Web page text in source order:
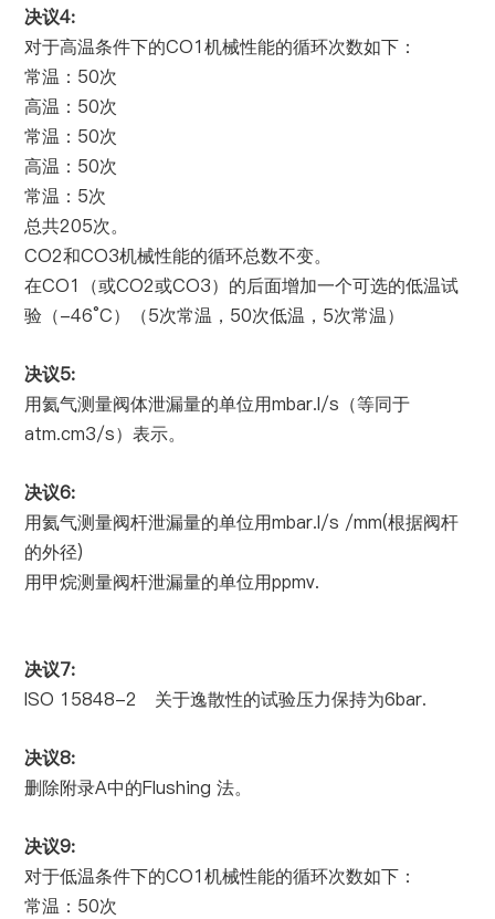
决议4:
对于高温条件下的CO1机械性能的循环次数如下：
常温： 50次
高温： 50次
常温： 50次
高温： 50次
常温： 5次
总共205次。
CO2和CO3机械性能的循环总数不变。
在CO1 （或CO2或CO3）的后面增加一个可选的低温试
验（-46°C）（5次常温， 50次低温， 5次常温）
决议5:
用氦气测量阀体泄漏量的单位用mbar.l/s （等同于
atm.cm3/s）表示。
决议6:
用氦气测量阀杆泄漏量的单位用mbar.l/s /mm(根据阀杆
的外径)
用甲烷测量阀杆泄漏量的单位用ppmv.
决议7:
ISO 15848-2
关于逸散性的试验压力保持为6bar.
决议8:
删除附录A中的Flushing法。
决议9:
对于低温条件下的CO1机械性能的循环次数如下：
常温： 50次